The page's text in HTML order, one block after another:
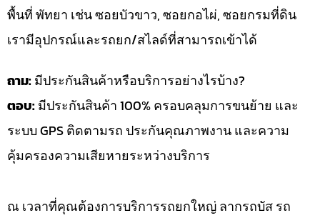
พื้นที่ พัทยา เช่น ซอยบัวขาว, ซอยกอไผ่, ซอยกรมที่ดิน
เรามีอุปกรณ์และรถยก/สไลด์ที่สามารถเข้าได้
ถาม:มีประกันสินค้าหรือบริการอย่างไรบ้าง?
ตอบ:มีประกันสินค้า 100% ครอบคลุมการขนย้าย และ
ระบบ GPS ติดตามรถ ประกันคุณภาพงาน และความ
คุ้มครองความเสียหายระหว่างบริการ
ณ เวลาที่คุณต้องการบริการรถยกใหญ่ ลากรถบัส รถ